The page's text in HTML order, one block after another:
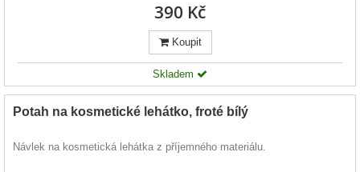
390 Kč
Koupit
Skladem
Potah na kosmetické lehátko, froté bílý
Návlek na kosmetická lehátka z příjemného materiálu.